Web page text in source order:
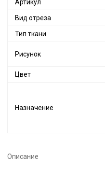
Артикул
Вид отреза
Тип ткани
Рисунок
Цвет
Назначение
Описание